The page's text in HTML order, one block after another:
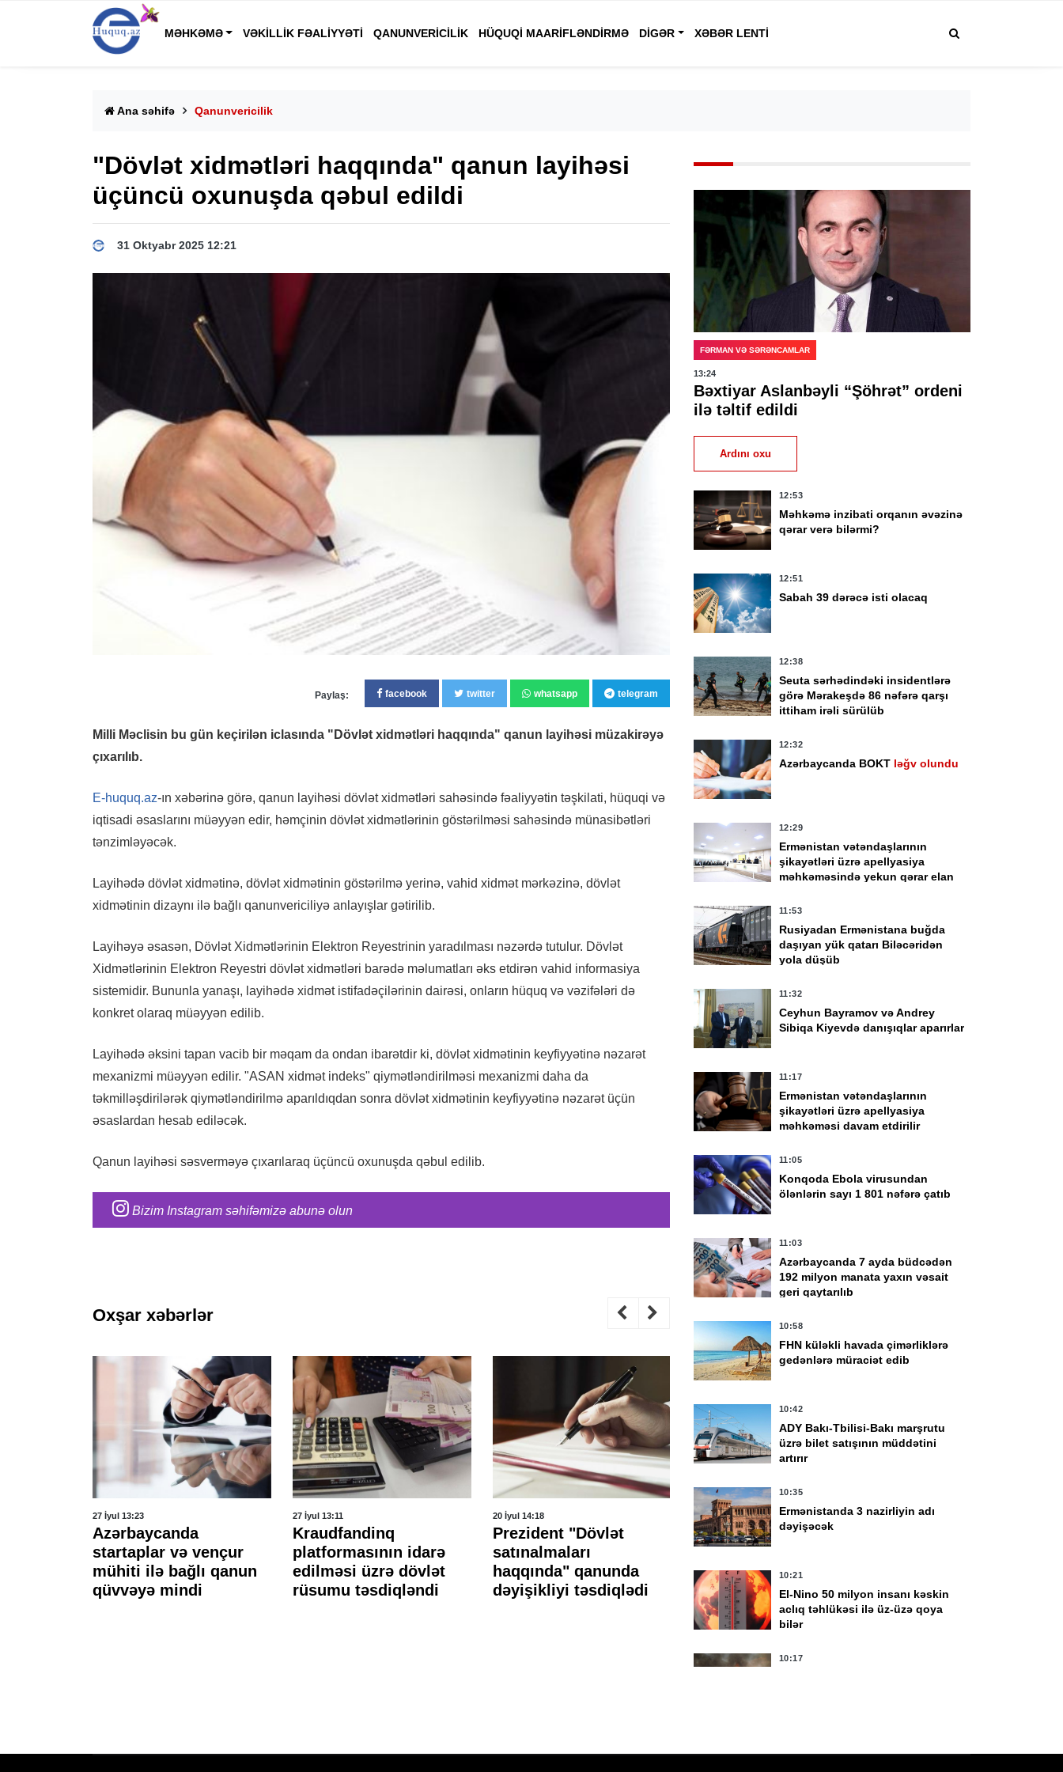
MƏHKƏMƏ VƏKILLIK FƏALIYYƏTI QANUNVERICILIK HÜQUQI MAARIFLƏNDIRMƏ DIGƏR XƏBƏR LENTI
Ana səhifə Qanunvericilik
"Dövlət xidmətləri haqqında" qanun layihəsi
üçüncü oxunuşda qəbul edildi
31 Oktyabr 2025 12:21
Paylaş: facebook twitter whatsapp telegram
Milli Məclisin bu gün keçirilən iclasında "Dövlət xidmətləri haqqında" qanun layihəsi müzakirəyə
çıxarılıb.
E-huquq.az-ın xəbərinə görə, qanun layihəsi dövlət xidmətləri sahəsində fəaliyyətin təşkilati, hüquqi və
iqtisadi əsaslarını müəyyən edir, həmçinin dövlət xidmətlərinin göstərilməsi sahəsində münasibətləri
tənzimləyəcək.
Layihədə dövlət xidmətinə, dövlət xidmətinin göstərilmə yerinə, vahid xidmət mərkəzinə, dövlət
xidmətinin dizaynı ilə bağlı qanunvericiliyə anlayışlar gətirilib.
Layihəyə əsasən, Dövlət Xidmətlərinin Elektron Reyestrinin yaradılması nəzərdə tutulur. Dövlət
Xidmətlərinin Elektron Reyestri dövlət xidmətləri barədə məlumatları əks etdirən vahid informasiya
sistemidir. Bununla yanaşı, layihədə xidmət istifadəçilərinin dairəsi, onların hüquq və vəzifələri də
konkret olaraq müəyyən edilib.
Layihədə əksini tapan vacib bir məqam da ondan ibarətdir ki, dövlət xidmətinin keyfiyyətinə nəzarət
mexanizmi müəyyən edilir. "ASAN xidmət indeks" qiymətləndirilməsi mexanizmi daha da
təkmilləşdirilərək qiymətləndirilmə aparıldıqdan sonra dövlət xidmətinin keyfiyyətinə nəzarət üçün
əsaslardan hesab ediləcək.
Qanun layihəsi səsverməyə çıxarılaraq üçüncü oxunuşda qəbul edilib.
Bizim Instagram səhifəmizə abunə olun
Oxşar xəbərlər
27 İyul 13:23
Azərbaycanda
startaplar və vençur
mühiti ilə bağlı qanun
qüvvəyə mindi
27 İyul 13:11
Kraudfandinq
platformasının idarə
edilməsi üzrə dövlət
rüsumu təsdiqləndi
20 İyul 14:18
Prezident "Dövlət
satınalmaları
haqqında" qanunda
dəyişikliyi təsdiqlədi
14 İyul 12:16
Elektron siqaretlər
mülki dövriyyəsi
qadağan edilir
14 İyul 11:48
yaradılacaq
FƏRMAN VƏ SƏRƏNCAMLAR
13:24
Bəxtiyar Aslanbəyli “Şöhrət” ordeni
ilə təltif edildi
Ardını oxu
12:53
Məhkəmə inzibati orqanın əvəzinə
qərar verə bilərmi?
12:51
Sabah 39 dərəcə isti olacaq
12:38
Seuta sərhədindəki insidentlərə
görə Mərakeşdə 86 nəfərə qarşı
ittiham irəli sürülüb
12:32
Azərbaycanda BOKT ləğv olundu
12:29
Ermənistan vətəndaşlarının
şikayətləri üzrə apellyasiya
məhkəməsində yekun qərar elan
11:53
Rusiyadan Ermənistana buğda
daşıyan yük qatarı Biləcəridən
yola düşüb
11:32
Ceyhun Bayramov və Andrey
Sibiqa Kiyevdə danışıqlar aparırlar
11:17
Ermənistan vətəndaşlarının
şikayətləri üzrə apellyasiya
məhkəməsi davam etdirilir
11:05
Konqoda Ebola virusundan
ölənlərin sayı 1 801 nəfərə çatıb
11:03
Azərbaycanda 7 ayda büdcədən
192 milyon manata yaxın vəsait
geri qaytarılıb
10:58
FHN küləkli havada çimərliklərə
gedənlərə müraciət edib
10:42
ADY Bakı-Tbilisi-Bakı marşrutu
üzrə bilet satışının müddətini
artırır
10:35
Ermənistanda 3 nazirliyin adı
dəyişəcək
10:21
El-Nino 50 milyon insanı kəskin
aclıq təhlükəsi ilə üz-üzə qoya
bilər
10:17